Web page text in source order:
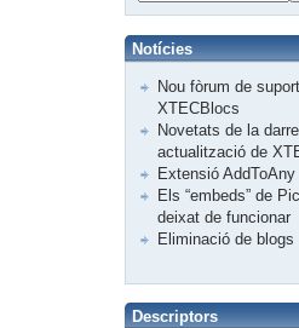
Notícies
Nou fòrum de
XTECBlocs
Novetats de la
actualització de
Extensió AddToAny
Els “embeds” de
deixat de funcionar
Eliminació de blogs
Descriptors